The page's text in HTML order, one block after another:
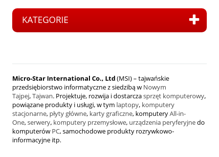
KATEGORIE
Micro-Star International Co., Ltd(MSI) – tajwańskie
przedsiębiorstwo informatyczne z siedzibą w Nowym
Tajpej,Tajwan. Projektuje, rozwija i dostarczasprzęt komputerowy,
powiązane produkty i usługi, w tym laptopy, komputery
stacjonarne, płyty główne, karty graficzne, komputeryAll-in-
One,serwery, komputery przemysłowe, urządzenia peryferyjnedo
komputerów PC, samochodowe produkty rozrywkowo-
informacyjne itp.